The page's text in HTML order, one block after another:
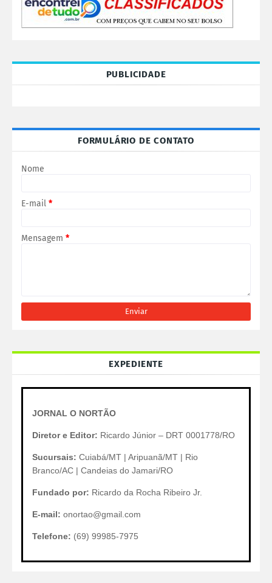
PUBLICIDADE
FORMULÁRIO DE CONTATO
Nome
E-mail *
Mensagem *
EXPEDIENTE
JORNAL O NORTÃO
Diretor e Editor: Ricardo Júnior – DRT 0001778/RO
Sucursais: Cuiabá/MT | Aripuanã/MT | Rio
Branco/AC | Candeias do Jamari/RO
Fundado por: Ricardo da Rocha Ribeiro Jr.
E-mail: onortao@gmail.com
Telefone: (69) 99985-7975